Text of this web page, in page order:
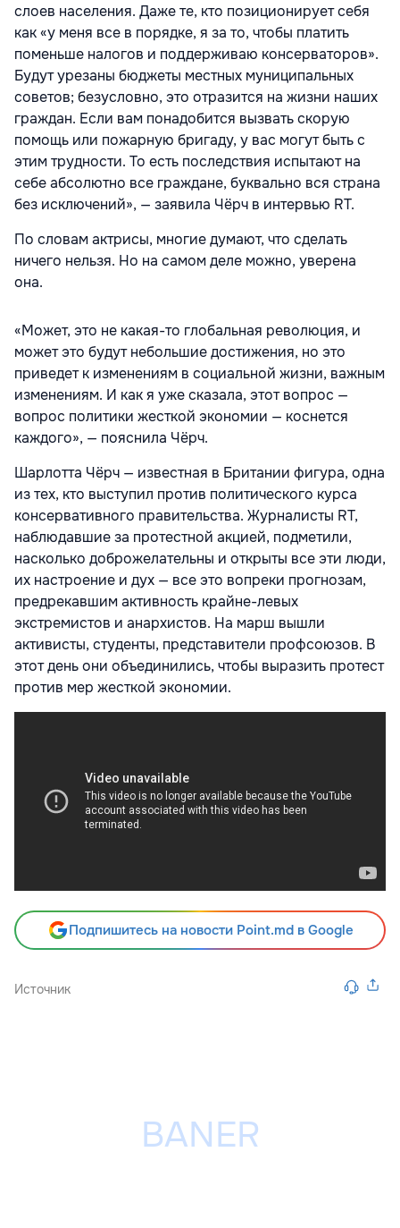
слоев населения. Даже те, кто позиционирует себя
как «у меня все в порядке, я за то, чтобы платить
поменьше налогов и поддерживаю консерваторов».
Будут урезаны бюджеты местных муниципальных
советов; безусловно, это отразится на жизни наших
граждан. Если вам понадобится вызвать скорую
помощь или пожарную бригаду, у вас могут быть с
этим трудности. То есть последствия испытают на
себе абсолютно все граждане, буквально вся страна
без исключений», — заявила Чёрч в интервью RT.
По словам актрисы, многие думают, что сделать
ничего нельзя. Но на самом деле можно, уверена
она.
«Может, это не какая-то глобальная революция, и
может это будут небольшие достижения, но это
приведет к изменениям в социальной жизни, важным
изменениям. И как я уже сказала, этот вопрос —
вопрос политики жесткой экономии — коснется
каждого», — пояснила Чёрч.
Шарлотта Чёрч — известная в Британии фигура, одна
из тех, кто выступил против политического курса
консервативного правительства. Журналисты RT,
наблюдавшие за протестной акцией, подметили,
насколько доброжелательны и открыты все эти люди,
их настроение и дух — все это вопреки прогнозам,
предрекавшим активность крайне-левых
экстремистов и анархистов. На марш вышли
активисты, студенты, представители профсоюзов. В
этот день они объединились, чтобы выразить протест
против мер жесткой экономии.
Подпишитесь на новости Point.md в Google
Источник